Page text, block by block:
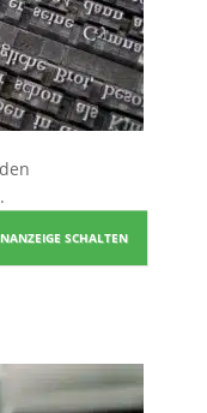
SCHALTEN